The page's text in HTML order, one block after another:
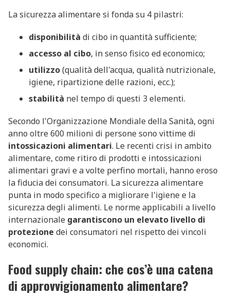
La sicurezza alimentare si fonda su 4 pilastri:
disponibilità di cibo in quantità sufficiente;
accesso al cibo, in senso fisico ed economico;
utilizzo(qualità dell'acqua, qualità nutrizionale,
igiene, ripartizione delle razioni, ecc.);
stabilità nel tempo di questi 3 elementi.
Secondo l'Organizzazione Mondiale della Sanità, ogni
anno oltre 600 milioni di persone sono vittime di
intossicazioni alimentari. Le recenti crisi in ambito
alimentare, come ritiro di prodotti e intossicazioni
alimentari gravi e a volte perfino mortali, hanno eroso
la fiducia dei consumatori. La sicurezza alimentare
punta in modo specifico a migliorare l'igiene e la
sicurezza degli alimenti. Le norme applicabili a livello
internazionale garantiscono un elevato livello di
protezione dei consumatori nel rispetto dei vincoli
economici.
Food supply chain: che cos’è una catena
di approvvigionamento alimentare?